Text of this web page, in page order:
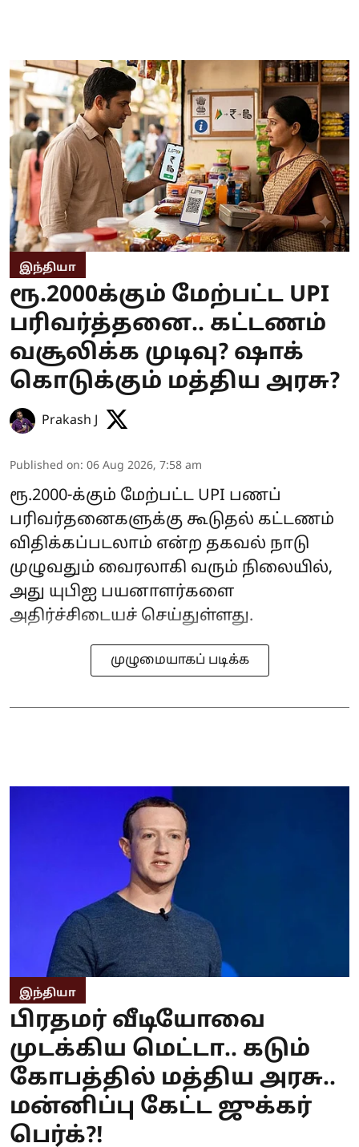
இந்தியா
ரூ.2000க்கும் மேற்பட்ட UPI
பரிவர்த்தனை.. கட்டணம்
வசூலிக்க முடிவு? ஷாக்
கொடுக்கும் மத்திய அரசு?
Prakash J
Published on: 06 Aug 2026, 7:58 am
ரூ.2000-க்கும் மேற்பட்ட UPI பணப்
பரிவர்தனைகளுக்கு கூடுதல் கட்டணம்
விதிக்கப்படலாம் என்ற தகவல் நாடு
முழுவதும் வைரலாகி வரும் நிலையில்,
அது யுபிஐ பயனாளர்களை
அதிர்ச்சிடையச் செய்துள்ளது.
முழுமையாகப் படிக்க
இந்தியா
பிரதமர் வீடியோவை
முடக்கிய மெட்டா.. கடும்
கோபத்தில் மத்திய அரசு..
மன்னிப்பு கேட்ட ஜுக்கர்
பெர்க்?!